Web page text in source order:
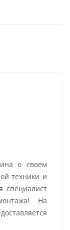
о своем
техники и
специалист
На